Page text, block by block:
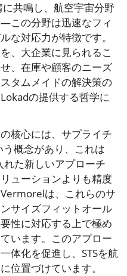
共鳴し、航空宇宙分野
この分野は迅速なフィ
な対応力が特徴です。
、大企業に見られるこ
、在庫や顧客のニーズ
タムメイドの解決策の
の提供する哲学に
核心には、サプライチ
概念があり、これは
れた新しいアプローチ
ューションよりも精度
は、これらのサ
サイズフィットオール
性に対応する上で極め
います。このアプロー
体化を促進し、STSを航
位置づけています。